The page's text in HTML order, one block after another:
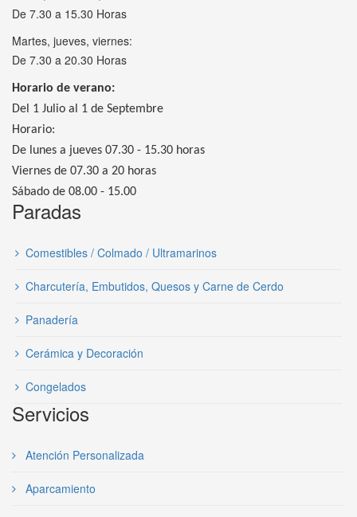
De 7.30 a 15.30 Horas
Martes, jueves, viernes:
De 7.30 a 20.30 Horas
Horario de verano:
Del 1 Julio al 1 de Septembre
Horario:
De lunes a jueves 07.30 - 15.30 horas
Viernes de 07.30 a 20 horas
Sábado de 08.00 - 15.00
Paradas
Comestibles / Colmado / Ultramarinos
Charcutería, Embutidos, Quesos y Carne de Cerdo
Panadería
Cerámica y Decoración
Congelados
Servicios
Atención Personalizada
Aparcamiento